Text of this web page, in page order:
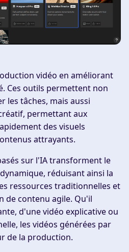
vidéo en améliorant
Ces outils permettent non
les tâches, mais aussi
permettant aux
des visuels
attrayants.
sur l'IA transforment le
réduisant ainsi la
ressources traditionnelles et
de contenu agile. Qu'il
d'une vidéo explicative ou
les vidéos générées par
de la production.